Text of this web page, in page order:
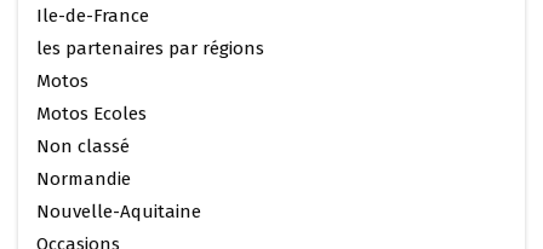
Ile-de-France
les partenaires par régions
Motos
Motos Ecoles
Non classé
Normandie
Nouvelle-Aquitaine